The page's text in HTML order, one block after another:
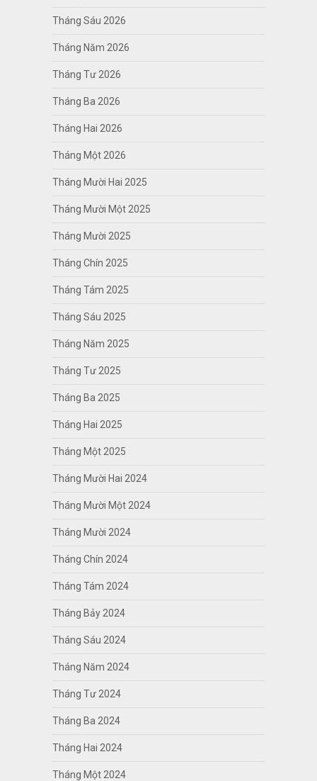
Tháng Sáu 2026
Tháng Năm 2026
Tháng Tư 2026
Tháng Ba 2026
Tháng Hai 2026
Tháng Một 2026
Tháng Mười Hai 2025
Tháng Mười Một 2025
Tháng Mười 2025
Tháng Chín 2025
Tháng Tám 2025
Tháng Sáu 2025
Tháng Năm 2025
Tháng Tư 2025
Tháng Ba 2025
Tháng Hai 2025
Tháng Một 2025
Tháng Mười Hai 2024
Tháng Mười Một 2024
Tháng Mười 2024
Tháng Chín 2024
Tháng Tám 2024
Tháng Bảy 2024
Tháng Sáu 2024
Tháng Năm 2024
Tháng Tư 2024
Tháng Ba 2024
Tháng Hai 2024
Tháng Một 2024